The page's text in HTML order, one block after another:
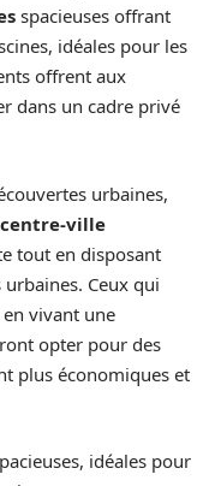
spacieuses offrant
idéales pour les
offrent aux
dans un cadre privé
urbaines,
ville
tout en disposant
Ceux qui
vivant une
opter pour des
plus économiques et
idéales pour